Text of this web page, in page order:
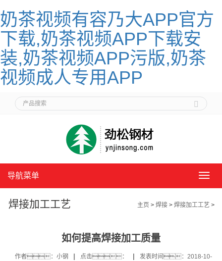
奶茶视频有容乃大APP官方
下载,奶茶视频APP下载安
装,奶茶视频APP污版,奶茶
视频成人专用APP
导
单
导航菜单
焊接加工工艺 主页 > 焊接 > 焊接加工工艺 >
如何提高焊接加工质量
作者：小钢 | 点击： | 发表时间：2018-10-